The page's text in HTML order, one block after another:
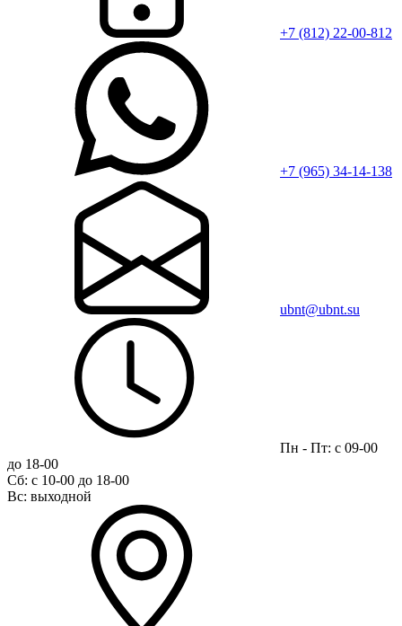
+7 (812) 22-00-812
+7 (965) 34-14-138
ubnt@ubnt.su
Пн - Пт: с 09-00
до 18-00
Сб: с 10-00 до 18-00
Вс: выходной